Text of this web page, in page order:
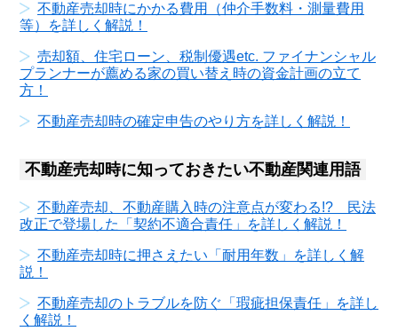
不動産売却時にかかる費用（仲介手数料・測量費用
等）を詳しく解説！
売却額、住宅ローン、税制優遇etc. ファイナンシャル
プランナーが薦める家の買い替え時の資金計画の立て
方！
不動産売却時の確定申告のやり方を詳しく解説！
不動産売却時に知っておきたい不動産関連用語
不動産売却、不動産購入時の注意点が変わる!? 民法
改正で登場した「契約不適合責任」を詳しく解説！
不動産売却時に押さえたい「耐用年数」を詳しく解
説！
不動産売却のトラブルを防ぐ「瑕疵担保責任」を詳し
く解説！